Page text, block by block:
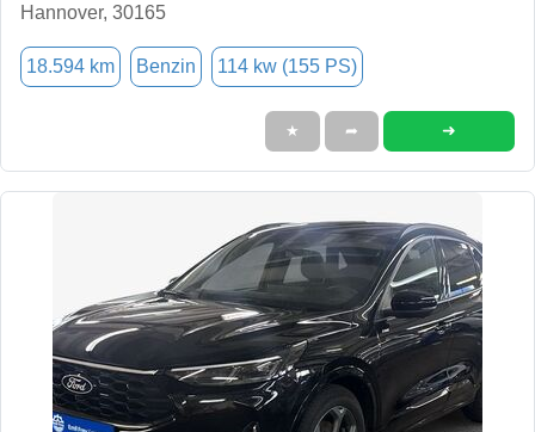
Hannover, 30165
18.594 km Benzin 114 kw (155 PS)
★ ➦ ➜